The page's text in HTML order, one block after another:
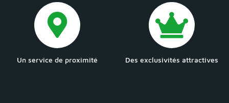
Un service de proximité Des exclusivités attractives